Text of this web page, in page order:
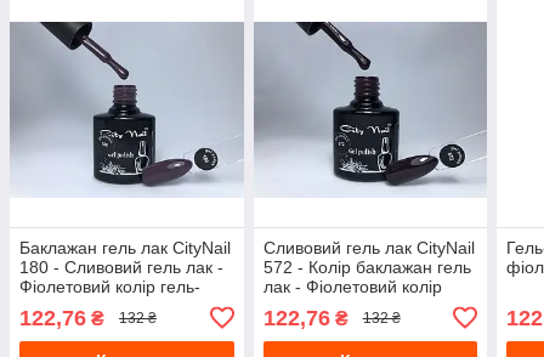
Баклажан гель лак CityNail
180 - Сливовий гель лак -
Фіолетовий колір гель-
лаку - Темні кольори гель
лаків 10
122,76 ₴ 132 ₴
Сливовий гель лак CityNail
572 - Колір баклажан гель
лак - Фіолетовий колір
кольорові 10
122,76₴ 132 ₴